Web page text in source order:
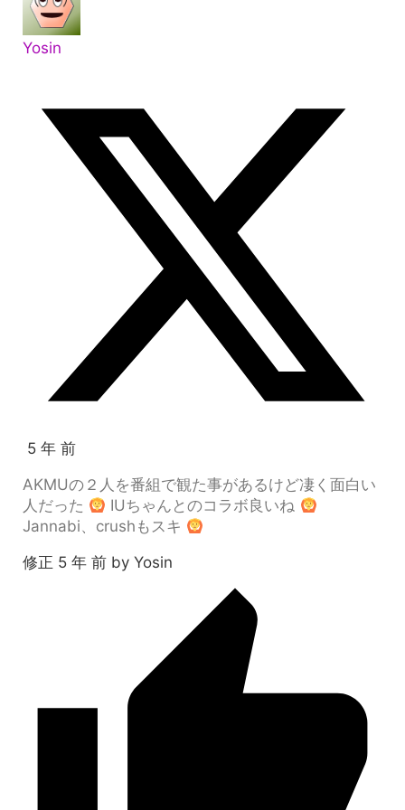
Yosin
5 年 前
AKMUの２人を番組で観た事があるけど凄く面白い
人だった
IUちゃんとのコラボ良いね
Jannabi、crushもスキ
修正 5 年 前 by Yosin